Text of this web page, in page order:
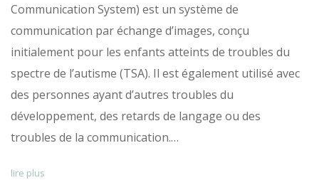
Communication System) est un système de
communication par échange d’images, conçu
initialement pour les enfants atteints de troubles du
spectre de l’autisme (TSA). Il est également utilisé avec
des personnes ayant d’autres troubles du
développement, des retards de langage ou des
troubles de la communication.…
lire plus